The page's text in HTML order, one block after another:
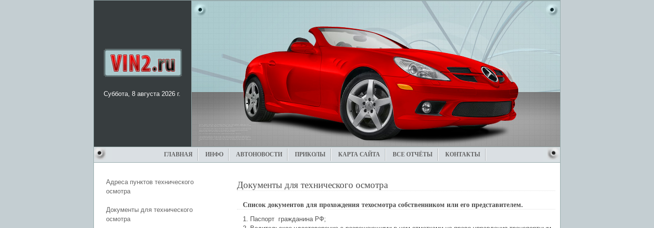
Суббота, 8 августа 2026 г.
ГЛАВНАЯ ИНФО АВТОНОВОСТИ ПРИКОЛЫ КАРТА САЙТА ВСЕ ОТЧЁТЫ КОНТАКТЫ
Адреса пунктов технического
осмотра
Документы для технического
осмотра
Документы для технического осмотра
Список документов для прохождения техосмотра собственником или его представителем.
1. Паспорт гражданина РФ;